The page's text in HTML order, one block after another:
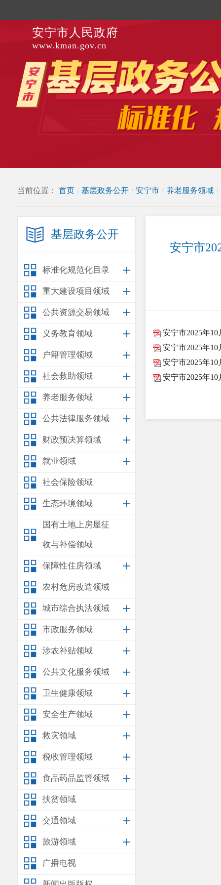
安宁市人民政府
www.kman.gov.cn
当前位置： 首页 / 基层政务公开 / 安宁市 / 养老服务领域 /
基层政务公开
标准化规范化目录
重大建设项目领域
公共资源交易领域
义务教育领域
户籍管理领域
社会救助领域
养老服务领域
公共法律服务领域
财政预决算领域
就业领域
社会保险领域
生态环境领域
国有土地上房屋征
收与补偿领域
保障性住房领域
农村危房改造领域
城市综合执法领域
市政服务领域
涉农补贴领域
公共文化服务领域
卫生健康领域
安全生产领域
救灾领域
税收管理领域
食品药品监管领域
扶贫领域
交通领域
旅游领域
广播电视
安宁市
安宁市2025年
安宁市2025年
安宁市2025年
安宁市2025年